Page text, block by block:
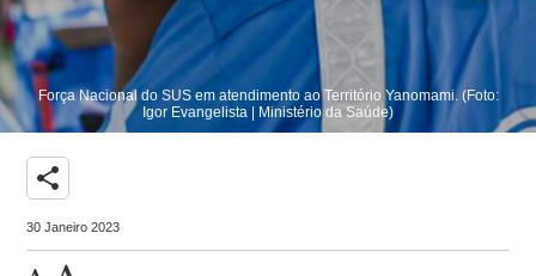
Força Nacional do SUS em atendimento ao Território Yanomami. (Foto:
Igor Evangelista | Ministério da Saúde)
share
30 Janeiro 2023